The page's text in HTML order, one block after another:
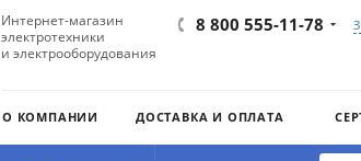
Интернет-магазин
электротехники
и электрооборудования
8 800 555-11-78
О КОМПАНИИ ДОСТАВКА И ОПЛАТА